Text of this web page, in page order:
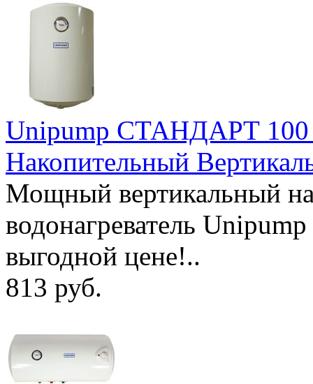
Unipump СТАНДАРТ 100
Накопительный
Мощный вертикальный
водонагреватель
выгодной цене!..
813 руб.